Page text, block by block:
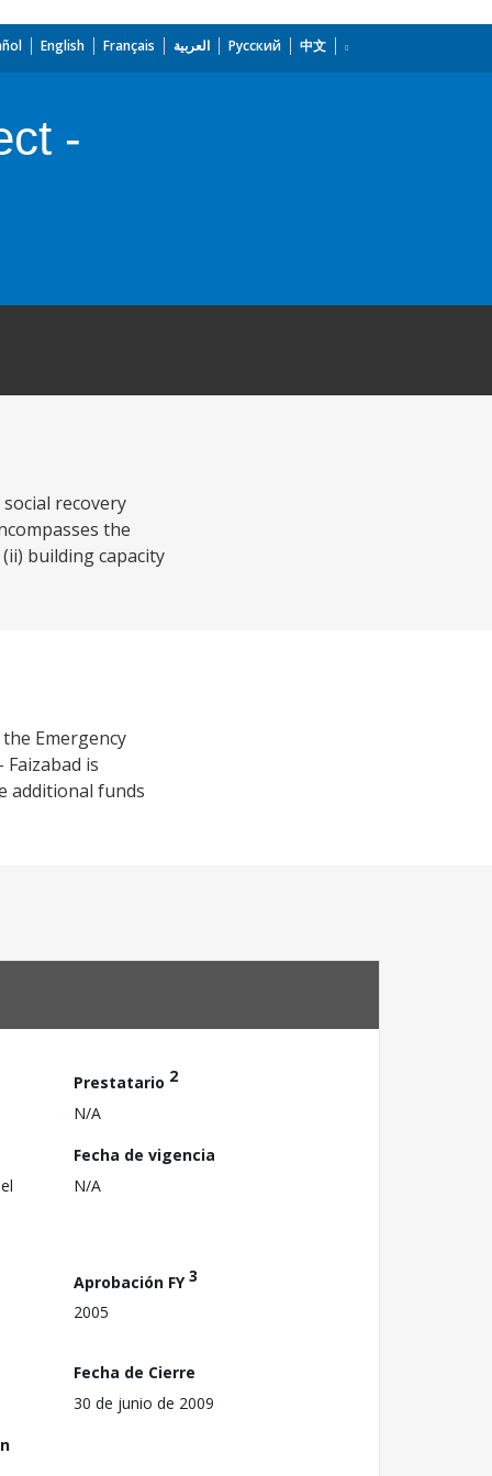
English Français العربية Русский 中文
-
recovery
the
building capacity
Emergency
is
additional funds
Prestatario 2
N/A
Fecha de vigencia
N/A
Aprobación FY3
2005
Fecha de Cierre
30 de junio de 2009